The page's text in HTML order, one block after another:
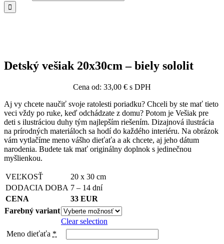
Detský vešiak 20x30cm – biely sololit
Cena od: 33,00 € s DPH
Aj vy chcete naučiť svoje ratolesti poriadku? Chceli by ste mať tieto
veci vždy po ruke, keď odchádzate z domu? Potom je Vešiak pre
deti s ilustráciou duhy tým najlepším riešením. Dizajnová ilustrácia
na prírodných materiáloch sa hodí do každého interiéru. Na obrázok
vám vytlačíme meno vášho dieťaťa a ak chcete, aj jeho dátum
narodenia. Budete tak mať originálny doplnok s jedinečnou
myšlienkou.
VEĽKOSŤ
20 x 30 cm
DODACIA DOBA 7 – 14 dní
CENA
33 EUR
Farebný variant
Clear selection
Meno dieťaťa *